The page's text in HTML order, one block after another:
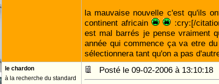
la mauvaise nouvelle c'est qu'ils
continent africain
:cry:[/
est mal barrés je pense vraiment
année qui commence ça va etre
sélectionnera tant qu'on a pas
le chardon
à la recherche du standard
Posté le 09-02-2006 à